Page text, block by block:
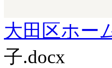
大田区ホー
子.docx